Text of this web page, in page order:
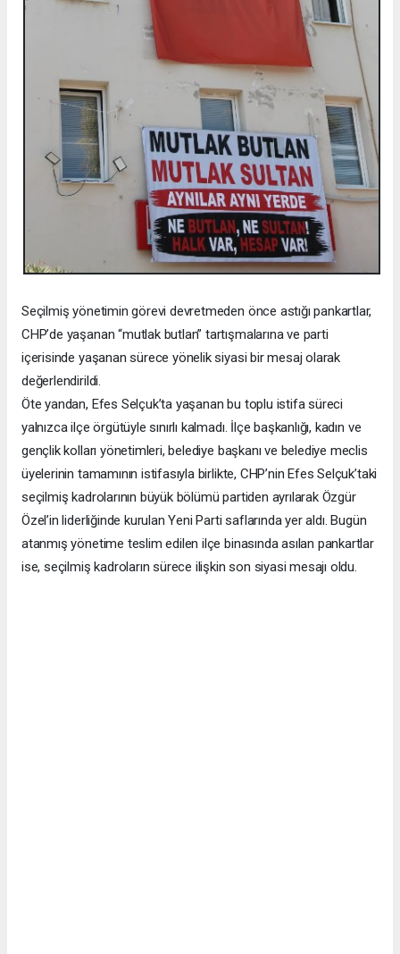
Seçilmiş yönetimin görevi devretmeden önce astığı pankartlar,
CHP’de yaşanan “mutlak butlan” tartışmalarına ve parti
içerisinde yaşanan sürece yönelik siyasi bir mesaj olarak
değerlendirildi.
Öte yandan, Efes Selçuk’ta yaşanan bu toplu istifa süreci
yalnızca ilçe örgütüyle sınırlı kalmadı. İlçe başkanlığı, kadın ve
gençlik kolları yönetimleri, belediye başkanı ve belediye meclis
üyelerinin tamamının istifasıyla birlikte, CHP’nin Efes Selçuk’taki
seçilmiş kadrolarının büyük bölümü partiden ayrılarak Özgür
Özel’in liderliğinde kurulan Yeni Parti saflarında yer aldı. Bugün
atanmış yönetime teslim edilen ilçe binasında asılan pankartlar
ise, seçilmiş kadroların sürece ilişkin son siyasi mesajı oldu.